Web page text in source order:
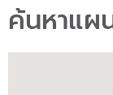
ค้นหาแผ